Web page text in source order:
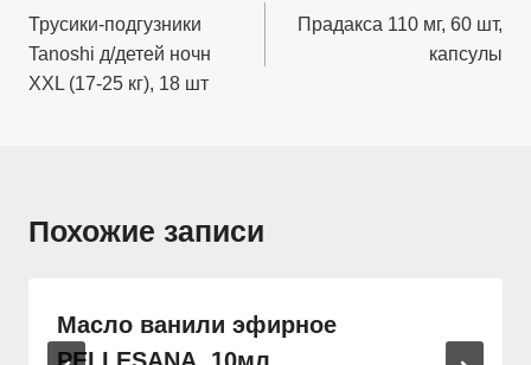
по
записям
Трусики-подгузники
Tanoshi д/детей ночн
XXL (17-25 кг), 18 шт
Прадакса 110 мг, 60 шт,
капсулы
Похожие записи
Масло ванили эфирное